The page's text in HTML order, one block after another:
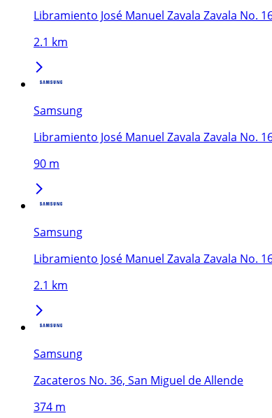
Libramiento José Manuel Zavala Zavala No.
2.1 km
Samsung
Libramiento José Manuel Zavala Zavala No.
90 m
Samsung
Libramiento José Manuel Zavala Zavala No.
2.1 km
Samsung
Zacateros No. 36, San Miguel de Allende
374 m